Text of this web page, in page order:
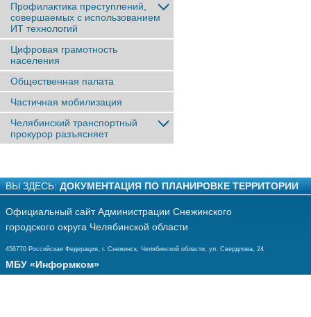
Профилактика преступлений,
совершаемых с использованием
ИТ технологий
Цифровая грамотность
населения
Общественная палата
Частичная мобилизация
Челябинский транспортный
прокурор разъясняет
ВЫ ЗДЕСЬ: ДОКУМЕНТАЦИЯ ПО ПЛАНИРОВКЕ ТЕРРИТОРИИ
Официальный сайт Администрации Снежинского
городского округа Челябинской области
456770 Российская Федерация, г. Снежинск, Челябинской области, ул. Свердлова, 24
МБУ «Информком»